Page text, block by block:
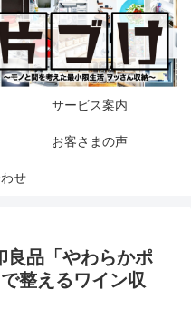
サービス案内
お客さまの声
せ
良品「やわらかポ
整えるワイン収